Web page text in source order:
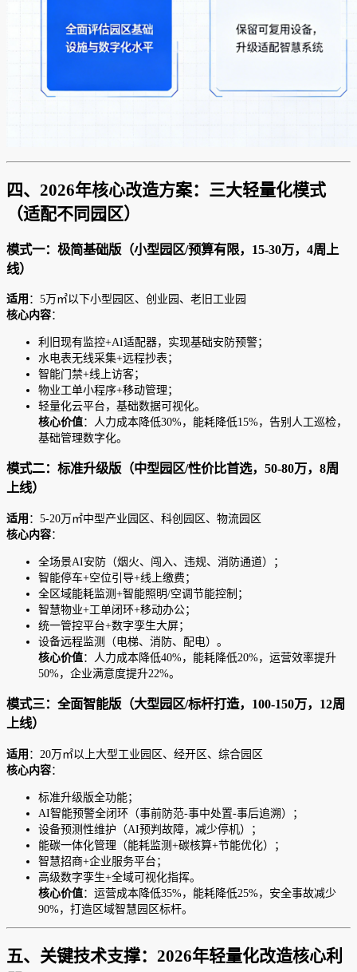
四、2026年核心改造方案：三大轻量化模式
（适配不同园区）
模式一：极简基础版（小型园区/预算有限，15-30万，4周上
线）
适用 ：5万㎡以下小型园区、创业园、老旧工业园
核心内容：
利旧现有监控+AI适配器，实现基础安防预警；
水电表无线采集+远程抄表；
智能门禁+线上访客；
物业工单小程序+移动管理；
轻量化云平台，基础数据可视化。
核心价值：人力成本降低30%，能耗降低15%，告别人工巡检，
基础管理数字化。
模式二：标准升级版（中型园区/性价比首选，50-80万，8周
上线）
适用 ：5-20万㎡中型产业园区、科创园区、物流园区
核心内容：
全场景AI安防（烟火、闯入、违规、消防通道）；
智能停车+空位引导+线上缴费；
全区域能耗监测+智能照明/空调节能控制；
智慧物业+工单闭环+移动办公；
统一管控平台+数字孪生大屏；
设备远程监测（电梯、消防、配电）。
核心价值：人力成本降低40%，能耗降低20%，运营效率提升
50%，企业满意度提升22%。
模式三：全面智能版（大型园区/标杆打造，100-150万，12周
上线）
适用 ：20万㎡以上大型工业园区、经开区、综合园区
核心内容：
标准升级版全功能；
AI智能预警全闭环（事前防范-事中处置-事后追溯）；
设备预测性维护（AI预判故障，减少停机）；
能碳一体化管理（能耗监测+碳核算+节能优化）；
智慧招商+企业服务平台；
高级数字孪生+全域可视化指挥。
核心价值：运营成本降低35%，能耗降低25%，安全事故减少
90%，打造区域智慧园区标杆。
五、关键技术支撑：2026年轻量化改造核心利